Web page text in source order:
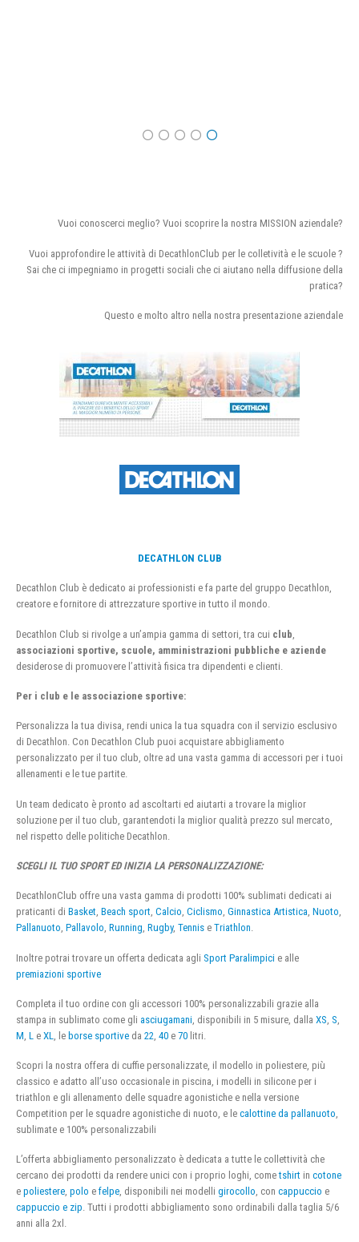
Vuoi conoscerci meglio? Vuoi scoprire la nostra MISSION aziendale?
Vuoi approfondire le attività di DecathlonClub per le colletività e le scuole ?
Sai che ci impegniamo in progetti sociali che ci aiutano nella diffusione della
pratica?
Questo e molto altro nella nostra presentazione aziendale
DECATHLON CLUB
Decathlon Club è dedicato ai professionisti e fa parte del gruppo Decathlon,
creatore e fornitore di attrezzature sportive in tutto il mondo.
Decathlon Club si rivolge a un’ampia gamma di settori, tra cui club
associazioni sportive, scuole, amministrazioni pubbliche e aziende
desiderose di promuovere l’attività fisica tra dipendenti e clienti.
Per i club e le associazione sportive:
Personalizza la tua divisa, rendi unica la tua squadra con il servizio esclusivo
di Decathlon. Con Decathlon Club puoi acquistare abbigliamento
personalizzato per il tuo club, oltre ad una vasta gamma di accessori per i tuoi
allenamenti e le tue partite.
Un team dedicato è pronto ad ascoltarti ed aiutarti a trovare la miglior
soluzione per il tuo club, garantendoti la miglior qualità prezzo sul mercato,
nel rispetto delle politiche Decathlon.
SCEGLI IL TUO SPORT ED INIZIA LA PERSONALIZZAZIONE:
DecathlonClub offre una vasta gamma di prodotti 100% sublimati dedicati ai
praticanti di Basket, Beach sport, Calcio, Ciclismo, Ginnastica Artistica, Nuoto,
Pallanuoto, Pallavolo, Running, Rugby, Tennis e Triathlon.
Inoltre potrai trovare un offerta dedicata agli Sport Paralimpici e alle
premiazioni sportive
Completa il tuo ordine con gli accessori 100% personalizzabili grazie alla
stampa in sublimato come gli asciugamani , disponibili in 5 misure, dalla XS S
M L e XL , le borse sportive da 22 40 e 70 litri.
Scopri la nostra offera di cuffie personalizzate, il modello in poliestere, più
classico e adatto all’uso occasionale in piscina, i modelli in silicone per i
triathlon e gli allenamento delle squadre agonistiche e nella versione
Competition per le squadre agonistiche di nuoto, e le calottine da pallanuoto,
sublimate e 100% personalizzabili
L’offerta abbigliamento personalizzato è dedicata a tutte le collettività che
cercano dei prodotti da rendere unici con i proprio loghi, cometshirt in cotone
e poliestere, polo e felpe, disponibili nei modelli girocollo, con cappuccio e
cappuccio e zip. Tutti i prodotti abbigliamento sono ordinabili dalla taglia 5/6
anni alla 2xl.